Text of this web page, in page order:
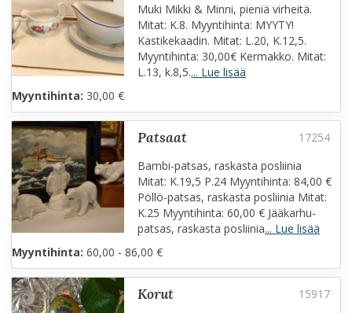
Muki Mikki & Minni, pieniä virheitä.
Mitat: K.8. Myyntihinta: MYYTY!
Kastikekaadin. Mitat: L.20, K.12,5.
Myyntihinta: 30,00€ Kermakko. Mitat:
L.13, k.8,5.... Lue lisää
Myyntihinta: 30,00 €
patsaat
Bambi-patsas, raskasta posliinia
Mitat: K.19,5 P.24 Myyntihinta: 84,00 €
Pöllö-patsas, raskasta posliinia Mitat:
K.25 Myyntihinta: 60,00 € Jääkarhu-
patsas, raskasta posliinia... Lue lisää
Myyntihinta: 60,00 - 86,00 €
korut